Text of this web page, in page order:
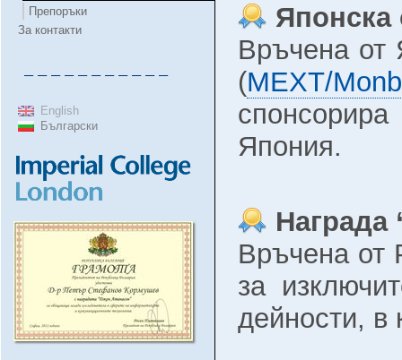
Препоръки
За контакти
– – – – – – – – – – –
English
Български
Японска
Връчена от
(MEXT/
Япония.
Награда
Връчена от
за
дейности, в